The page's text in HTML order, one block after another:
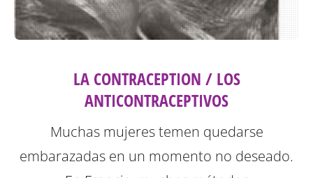
LA CONTRACEPTION / LOS
ANTICONTRACEPTIVOS
Muchas mujeres temen quedarse
embarazadas en un momento no deseado.